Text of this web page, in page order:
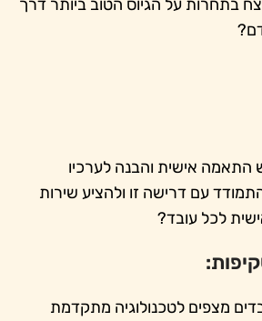
בתחרות על הגיוס הטוב ביותר דרך
התאמה אישית והבנה לערכיו
עם דרישה זו ולהציע שירות
לכל עובד?
מצפים לטכנולוגיה מתקדמת